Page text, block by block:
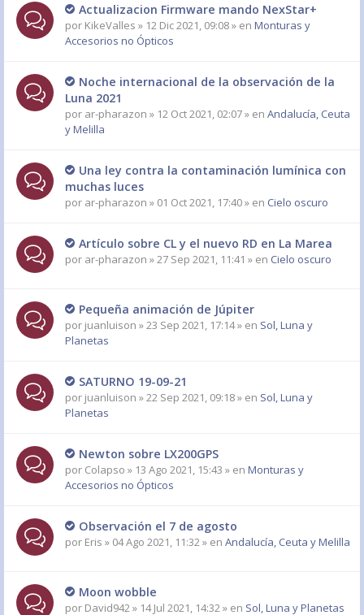
Actualizacion Firmware mando NexStar+
por KikeValles » 12 Dic 2021, 09:08 » en Monturas y
Accesorios no Ópticos
Noche internacional de la observación de la
Luna 2021
por ar-pharazon » 12 Oct 2021, 02:07 » en Andalucía, Ceuta
y Melilla
Una ley contra la contaminación lumínica con
muchas luces
por ar-pharazon » 01 Oct 2021, 17:40 » en Cielo oscuro
Artículo sobre CL y el nuevo RD en La Marea
por ar-pharazon » 27 Sep 2021, 11:41 » en Cielo oscuro
Pequeña animación de Júpiter
por juanluison » 23 Sep 2021, 17:14 » en Sol, Luna y
Planetas
SATURNO 19-09-21
por juanluison » 22 Sep 2021, 09:18 » en Sol, Luna y
Planetas
Newton sobre LX200GPS
por Colapso » 13 Ago 2021, 15:43 » en Monturas y
Accesorios no Ópticos
Observación el 7 de agosto
por Eris » 04 Ago 2021, 11:32 » en Andalucía, Ceuta y Melilla
Moon wobble
por David942» 14 Jul 2021, 14:32 » en Sol, Luna y Planetas